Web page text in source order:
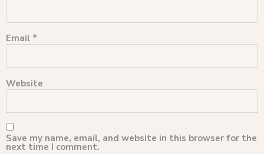
Email *
Website
Save my name, email, and website in this browser for the
next time I comment.